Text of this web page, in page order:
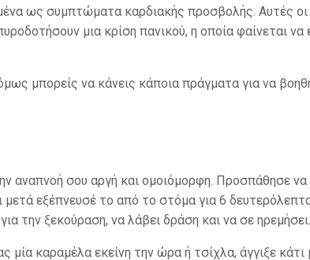
ως συμπτώματα καρδιακής προσβολής. Αυτές οι
μια κρίση πανικού, η οποία φαίνεται
μπορείς να κάνεις κάποια πράγματα για να
αναπνοή σου αργή και ομοιόμορφη. Προσπάθησε να
εξέπνευσέ το από το στόμα για 6
την ξεκούραση, να λάβει δράση και να σε ηρεμήσει.
μία καραμέλα εκείνη την ώρα ή τσίχλα, άγγιξε κάτι